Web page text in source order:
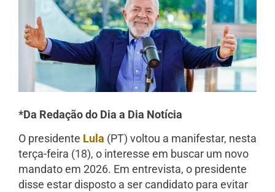
*Da Redação do Dia a Dia Notícia
O presidente Lula (PT) voltou a manifestar, nesta
terça-feira (18), o interesse em buscar um novo
mandato em 2026. Em entrevista, o presidente
disse estar disposto a ser candidato para evitar